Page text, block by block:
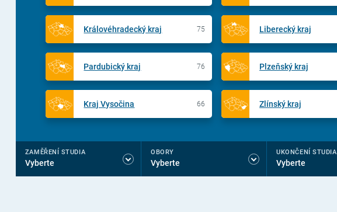
Královéhradecký kraj 75 Liberecký kraj
Pardubický kraj 76 Plzeňský kraj
Kraj Vysočina 66 Zlínský kraj
ZAMĚŘENÍ STUDIA
Vyberte
OBORY
Vyberte
UKONČENÍ STUDIA
Vyberte